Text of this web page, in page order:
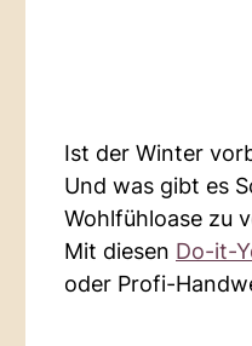
Ist der Winter
Und was gibt es
Wohlfühloase zu
Mit diesen Do-it-
oder Profi-